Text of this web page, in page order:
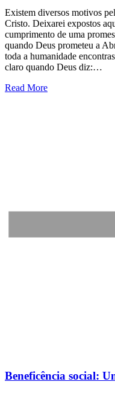
Existem diversos motivos
Cristo. Deixarei expostos
cumprimento de uma
quando Deus prometeu a
toda a humanidade
claro quando Deus diz:…
Read More
Beneficência social: